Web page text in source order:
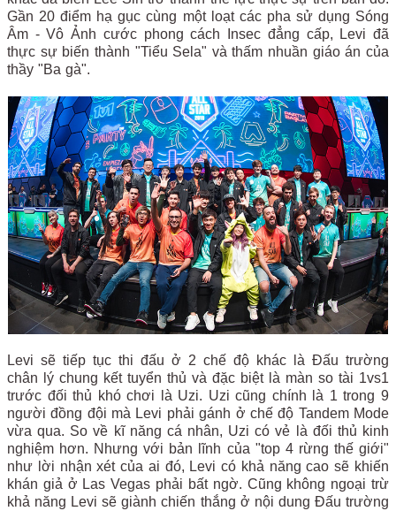
Gần 20 điểm hạ gục cùng một loạt các pha sử dụng Sóng
Âm - Vô Ảnh cước phong cách Insec đẳng cấp, Levi đã
thực sự biến thành "Tiểu Sela" và thấm nhuần giáo án của
thầy "Ba gà".
Levi sẽ tiếp tục thi đấu ở 2 chế độ khác là Đấu trường
chân lý chung kết tuyển thủ và đặc biệt là màn so tài 1vs1
trước đối thủ khó chơi là Uzi. Uzi cũng chính là 1 trong 9
người đồng đội mà Levi phải gánh ở chế độ Tandem Mode
vừa qua. So về kĩ năng cá nhân, Uzi có vẻ là đối thủ kinh
nghiệm hơn. Nhưng với bản lĩnh của "top 4 rừng thế giới"
như lời nhận xét của ai đó, Levi có khả năng cao sẽ khiến
khán giả ở Las Vegas phải bất ngờ. Cũng không ngoại trừ
khả năng Levi sẽ giành chiến thắng ở nội dung Đấu trường